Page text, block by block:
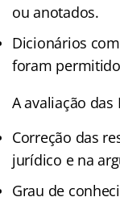
ou anotados.
Dicionários
foram
A avaliação das
Correção das
jurídico e na
Grau de